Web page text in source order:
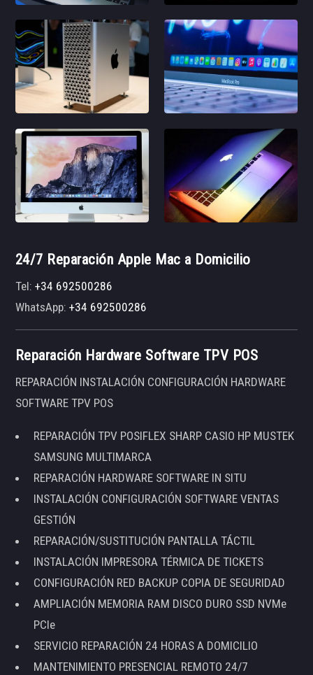
24/7 Reparación Apple Mac a Domicilio
Tel:+34 692500286
WhatsApp:+34 692500286
Reparación Hardware Software TPV POS
REPARACIÓN INSTALACIÓN CONFIGURACIÓN HARDWARE
SOFTWARE TPV POS
REPARACIÓN TPV POSIFLEX SHARP CASIO HP MUSTEK
SAMSUNG MULTIMARCA
REPARACIÓN HARDWARE SOFTWARE IN SITU
INSTALACIÓN CONFIGURACIÓN SOFTWARE VENTAS
GESTIÓN
REPARACIÓN/SUSTITUCIÓN PANTALLA TÁCTIL
INSTALACIÓN IMPRESORA TÉRMICA DE TICKETS
CONFIGURACIÓN RED BACKUP COPIA DE SEGURIDAD
AMPLIACIÓN MEMORIA RAM DISCO DURO SSD NVMe
PCIe
SERVICIO REPARACIÓN 24 HORAS A DOMICILIO
MANTENIMIENTO PRESENCIAL REMOTO 24/7